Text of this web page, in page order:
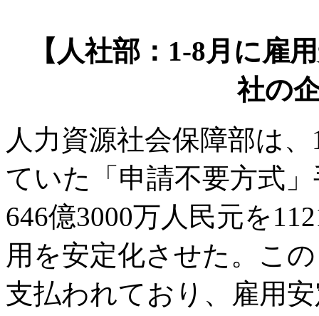
【人社部：1-8月に雇
社の
人力資源社会保障部は
ていた「申請不要方式
646億3000万人民元を
用を安定化させた。こ
支払われており、雇用